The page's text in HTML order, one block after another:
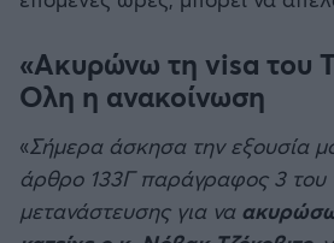
«Ακυρώνω τη visa του
Ολη η ανακοίνωση
«Σήμερα άσκησα την εξουσία
άρθρο 133Γ παράγραφος 3 του
μετανάστευσης για να